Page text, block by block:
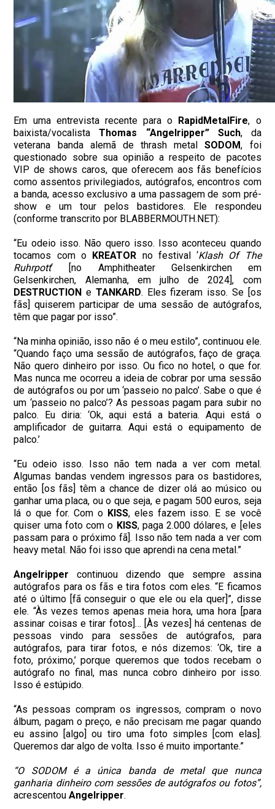
Em uma entrevista recente para o RapidMetalFire, o
baixista/vocalistaThomas “Angelripper” Such, da
veterana banda alemã de thrash metalSODOM, foi
questionado sobre sua opinião a respeito de pacotes
VIP de shows caros, que oferecem aos fãs benefícios
como assentos privilegiados, autógrafos, encontros com
a banda, acesso exclusivo a uma passagem de som pré-
show e um tour pelos bastidores. Ele respondeu
(conforme transcrito por BLABBERMOUTH.NET):
“Eu odeio isso. Não quero isso. Isso aconteceu quando
tocamos com o KREATOR no festival ‘Klash Of The
Ruhrpott‘ [no Amphitheater Gelsenkirchen em
Gelsenkirchen, Alemanha, em julho de 2024], com
DESTRUCTION e TANKARD. Eles fizeram isso. Se [os
fãs] quiserem participar de uma sessão de autógrafos,
têm que pagar por isso”.
“Na minha opinião, isso não é o meu estilo”, continuou ele.
“Quando faço uma sessão de autógrafos, faço de graça.
Não quero dinheiro por isso. Ou fico no hotel, o que for.
Mas nunca me ocorreu a ideia de cobrar por uma sessão
de autógrafos ou por um ‘passeio no palco’. Sabe o que é
um ‘passeio no palco’? As pessoas pagam para subir no
palco. Eu diria: ‘Ok, aqui está a bateria. Aqui está o
amplificador de guitarra. Aqui está o equipamento de
palco.’
“Eu odeio isso. Isso não tem nada a ver com metal.
Algumas bandas vendem ingressos para os bastidores,
então [os fãs] têm a chance de dizer olá ao músico ou
ganhar uma placa, ou o que seja, e pagam 500 euros, seja
lá o que for. Com o KISS, eles fazem isso. E se você
quiser uma foto com o KISS, paga 2.000 dólares, e [eles
passam para o próximo fã]. Isso não tem nada a ver com
heavy metal. Não foi isso que aprendi na cena metal.”
Angelripper continuou dizendo que sempre assina
autógrafos para os fãs e tira fotos com eles. “E ficamos
até o último [fã conseguir o que ele ou ela quer]”, disse
ele. “Às vezes temos apenas meia hora, uma hora [para
assinar coisas e tirar fotos]… [Às vezes] há centenas de
pessoas vindo para sessões de autógrafos, para
autógrafos, para tirar fotos, e nós dizemos: ‘Ok, tire a
foto, próximo,’ porque queremos que todos recebam o
autógrafo no final, mas nunca cobro dinheiro por isso.
Isso é estúpido.
“As pessoas compram os ingressos, compram o novo
álbum, pagam o preço, e não precisam me pagar quando
eu assino [algo] ou tiro uma foto simples [com elas].
Queremos dar algo de volta. Isso é muito importante.”
“O SODOM é a única banda de metal que nunca
ganharia dinheiro com sessões de autógrafos ou fotos”,
acrescentouAngelripper.